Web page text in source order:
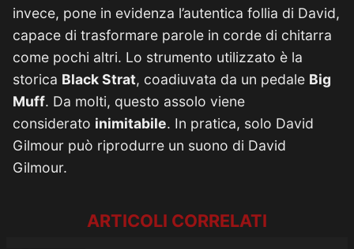
invece, pone in evidenza l’autentica follia di David,
capace di trasformare parole in corde di chitarra
come pochi altri. Lo strumento utilizzato è la
storica Black Strat, coadiuvata da un pedale Big
Muff. Da molti, questo assolo viene
considerato inimitabile. In pratica, solo David
Gilmour può riprodurre un suono di David
Gilmour.
ARTICOLI CORRELATI